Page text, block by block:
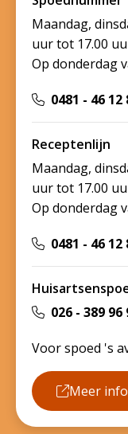
Maandag,
uur tot 17.00
Op donderdag
0481 - 46 12
Receptenlijn
Maandag,
uur tot 17.00
Op donderdag
0481 - 46 12
026 - 389 96
Voor spoed 's
Meer